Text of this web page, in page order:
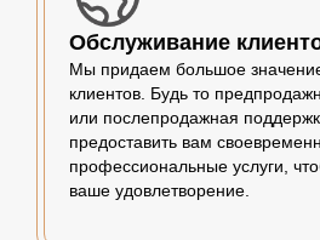
Обслуживание
Мы придаем большое
клиентов. Будь то
или послепродажная
предоставить вам
профессиональные услуги,
ваше удовлетворение.